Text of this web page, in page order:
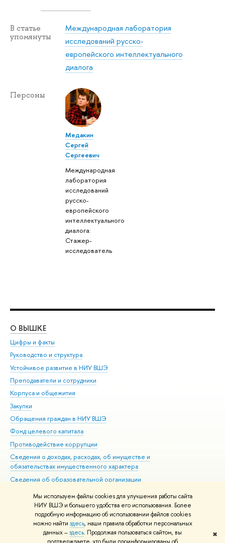
Мы используем файлы cookies для улучшения работы сайта
НИУ ВШЭ и большего удобства его использования. Более
подробную информацию об использовании файлов cookies
можно найти здесь, наши правила обработки персональных
данных –здесь. Продолжая пользоваться сайтом, вы
✖
В статье
упомянуты
Международная лаборатория
исследований русско-
европейского интеллектуального
диалога
Персоны
Медакин
Сергей
Сергеевич
Международная
лаборатория
исследований
русско-
европейского
интеллектуального
диалога:
Стажер-
исследователь
О ВЫШКЕ
Цифры и факты
Руководство и структура
Устойчивое развитие в НИУ ВШЭ
Преподаватели и сотрудники
Корпуса и общежития
Закупки
Обращения граждан в НИУ ВШЭ
Фонд целевого капитала
Противодействие коррупции
Сведения о доходах, расходах, об имуществе и
обязательствах имущественного характера
Сведения об образовательной организации
Людям с ограниченными возможностями здоровья
Единая платежная страница
Работа в Вышке